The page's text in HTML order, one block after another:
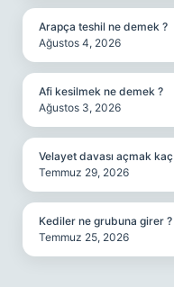
Arapça teshil ne demek ?
Ağustos 4, 2026
Afi kesilmek ne demek ?
Ağustos 3, 2026
Velayet davası açmak
Temmuz 29, 2026
Kediler ne grubuna girer ?
Temmuz 25, 2026